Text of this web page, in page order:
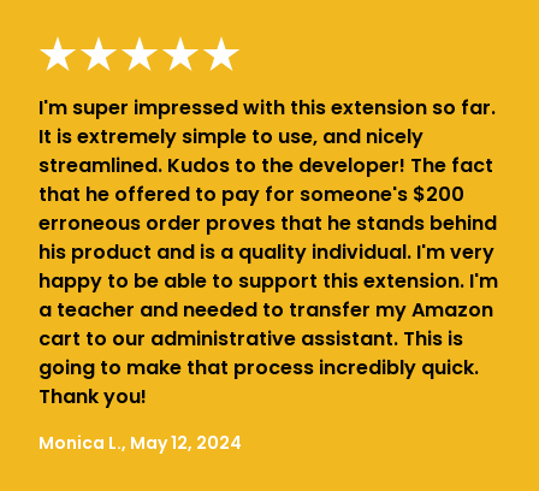
I'm super impressed with this extension so far.
It is extremely simple to use, and nicely
streamlined. Kudos to the developer! The fact
that he offered to pay for someone's $200
erroneous order proves that he stands behind
his product and is a quality individual. I'm very
happy to be able to support this extension. I'm
a teacher and needed to transfer my Amazon
cart to our administrative assistant. This is
going to make that process incredibly quick.
Thank you!
Monica L., May 12, 2024